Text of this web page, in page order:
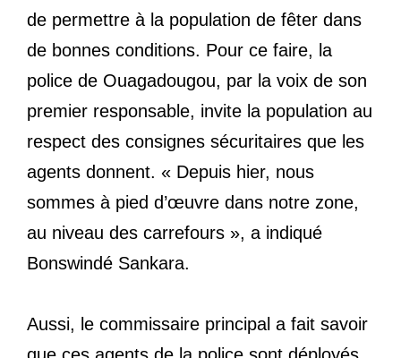
de permettre à la population de fêter dans
de bonnes conditions. Pour ce faire, la
police de Ouagadougou, par la voix de son
premier responsable, invite la population au
respect des consignes sécuritaires que les
agents donnent. « Depuis hier, nous
sommes à pied d’œuvre dans notre zone,
au niveau des carrefours », a indiqué
Bonswindé Sankara.
Aussi, le commissaire principal a fait savoir
que ces agents de la police sont déployés